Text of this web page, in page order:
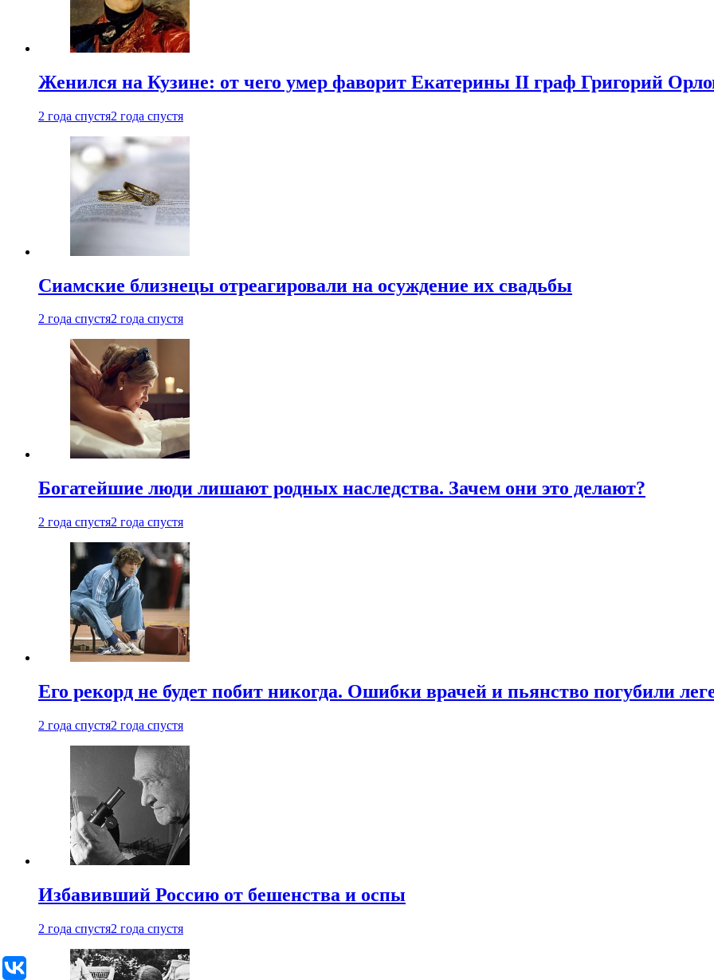
Женился на Кузине: от чего умер фаворит Екатерины II граф Григорий
2 года спустя2 года спустя
Cиамские близнецы отреагировали на осуждение их свадьбы
2 года спустя2 года спустя
Богатейшие люди лишают родных наследства. Зачем они это делают?
2 года спустя2 года спустя
Его рекорд не будет побит никогда. Ошибки врачей и пьянство погубили
2 года спустя2 года спустя
Избавивший Россию от бешенства и оспы
2 года спустя2 года спустя